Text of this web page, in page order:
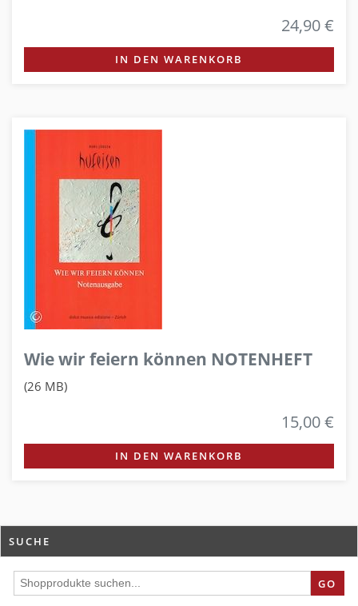
24,90 €
IN DEN WARENKORB
Wie wir feiern können NOTENHEFT
(26 MB)
15,00 €
IN DEN WARENKORB
SUCHE
GO